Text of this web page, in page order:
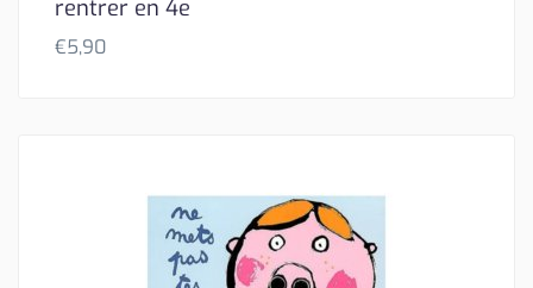
rentrer en 4e
€5,90